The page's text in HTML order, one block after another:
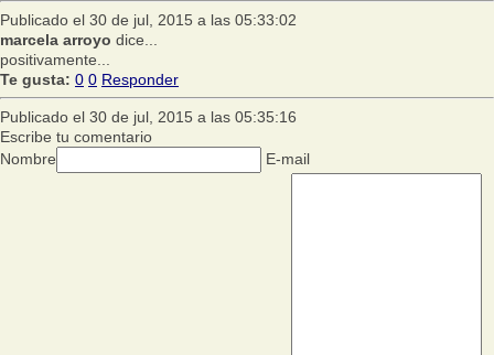
Publicado el 30 de jul, 2015 a las 05:33:02
marcela arroyo dice...
positivamente...
Te gusta: 0 0 Responder
Publicado el 30 de jul, 2015 a las 05:35:16
Escribe tu comentario
Nombre
E-mail